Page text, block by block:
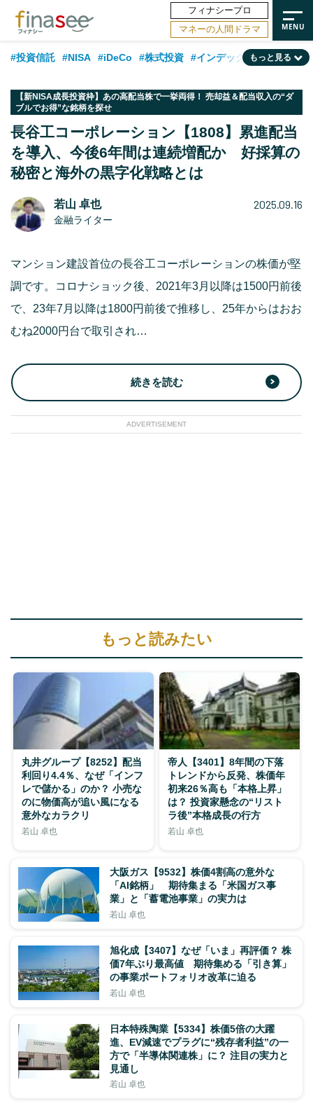
フィナシープロ
マネーの人間ドラマ
#投資信託 #NISA #iDeCo #株式投資 #インデックスファンド
#ランキング #日本株
#フィナンシャル・ウェルビーイング #企業型DC #退職金 #50代
#老後 #データ・調査 #金融用語解説 #話題の企業
もっと見る
【新NISA成長投資枠】あの高配当株で一挙両得！ 売却益＆配当収入の“ダ
ブルでお得”な銘柄を探せ
長谷工コーポレーション【1808】累進配当
を導入、今後6年間は連続増配か 好採算の
秘密と海外の黒字化戦略とは
若山 卓也
金融ライター
2025.09.16
マンション建設首位の長谷工コーポレーションの株価が堅
調です。コロナショック後、2021年3月以降は1500円前後
で、23年7月以降は1800円前後で推移し、25年からはおお
むね2000円台で取引され…
続きを読む
ADVERTISEMENT
もっと読みたい
丸井グループ【8252】配当
利回り4.4％、なぜ「インフ
レで儲かる」のか？ 小売な
のに物価高が追い風になる
意外なカラクリ
若山 卓也
帝人【3401】8年間の下落
トレンドから反発、株価年
初来26％高も「本格上昇」
は？ 投資家懸念の“リスト
ラ後”本格成長の行方
若山 卓也
大阪ガス【9532】株価4割高の意外な
「AI銘柄」 期待集まる「米国ガス事
業」と「蓄電池事業」の実力は
若山 卓也
旭化成【3407】なぜ「いま」再評価？ 株
価7年ぶり最高値 期待集める「引き算」
の事業ポートフォリオ改革に迫る
若山 卓也
日本特殊陶業【5334】株価5倍の大躍
進、EV減速でプラグに“残存者利益”の一
方で「半導体関連株」に？ 注目の実力と
見通し
若山 卓也